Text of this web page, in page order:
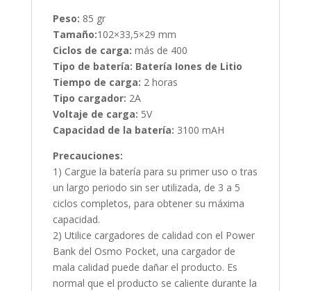
Peso: 85 gr
Tamaño:102×33,5×29 mm
Ciclos de carga: más de 400
Tipo de batería: Batería Iones de Litio
Tiempo de carga: 2 horas
Tipo cargador: 2A
Voltaje de carga: 5V
Capacidad de la batería: 3100 mAH
Precauciones:
1) Cargue la batería para su primer uso o tras
un largo periodo sin ser utilizada, de 3 a 5
ciclos completos, para obtener su máxima
capacidad.
2) Utilice cargadores de calidad con el Power
Bank del Osmo Pocket, una cargador de
mala calidad puede dañar el producto. Es
normal que el producto se caliente durante la